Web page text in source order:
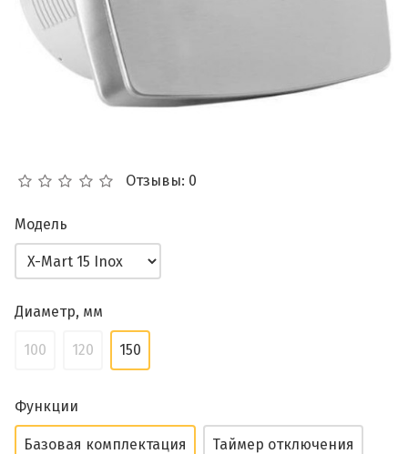
Отзывы: 0
Модель
Диаметр, мм
100 120 150
Функции
Базовая комплектация Таймер отключения